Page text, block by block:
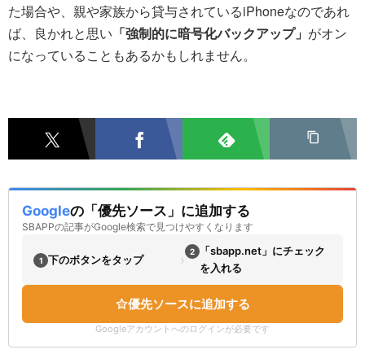
た場合や、親や家族から貸与されているiPhoneなのであれ
ば、良かれと思い 「強制的に暗号化バックアップ」 がオン
になっていることもあるかもしれません。
Googleの「優先ソース」に追加する
SBAPPの記事がGoogle検索で見つけやすくなります
1 下のボタンをタップ › 2
「sbapp.net」にチェック
を入れる
優先ソースに追加する
Googleアカウントへのログインが必要です